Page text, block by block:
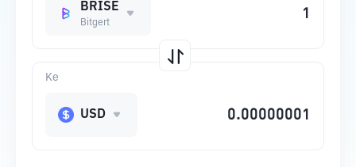
BRISE
Bitgert
Ke
USD